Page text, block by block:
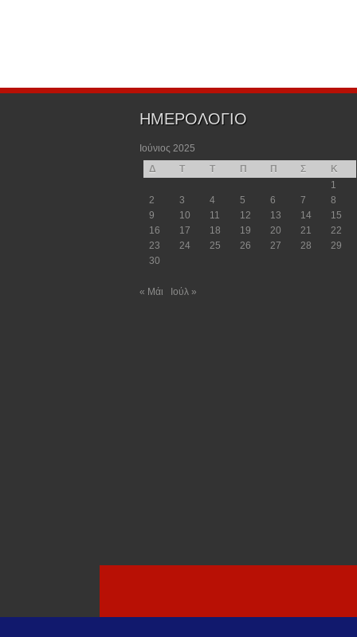
ΗΜΕΡΟΛΟΓΙΟ
Ιούνιος 2025
Δ
Τ Τ Π Π Σ
Κ
1
2
3 4 5 6 7
8
9
10 11 12 13 14
15
16
17 18 19 20 21
22
23
24 25 26 27 28
29
30
« Μάι Ιούλ »